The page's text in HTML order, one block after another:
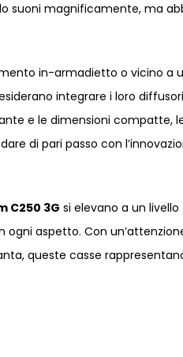
suoni magnificamente, ma
in-armadietto o vicino a
integrare i loro
e le dimensioni compatte,
di pari passo con
C250 3G si elevano a un livello
aspetto. Con
queste casse